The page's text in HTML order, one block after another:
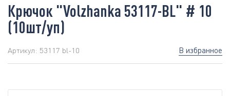
Крючок "Volzhanka 53117-BL" # 10
(10шт/уп)
Артикул: 53117 bl-10 В избранное